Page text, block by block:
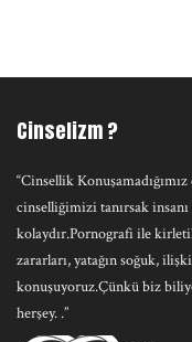
Cinselizm ?
“Cinsellik
cinselliğimizi tanırsak
kolaydır.Pornografi ile
zararları, yatağın soğuk,
konuşuyoruz.Çünkü biz
herşey. .”